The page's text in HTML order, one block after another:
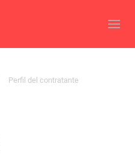
Perfil del contratante